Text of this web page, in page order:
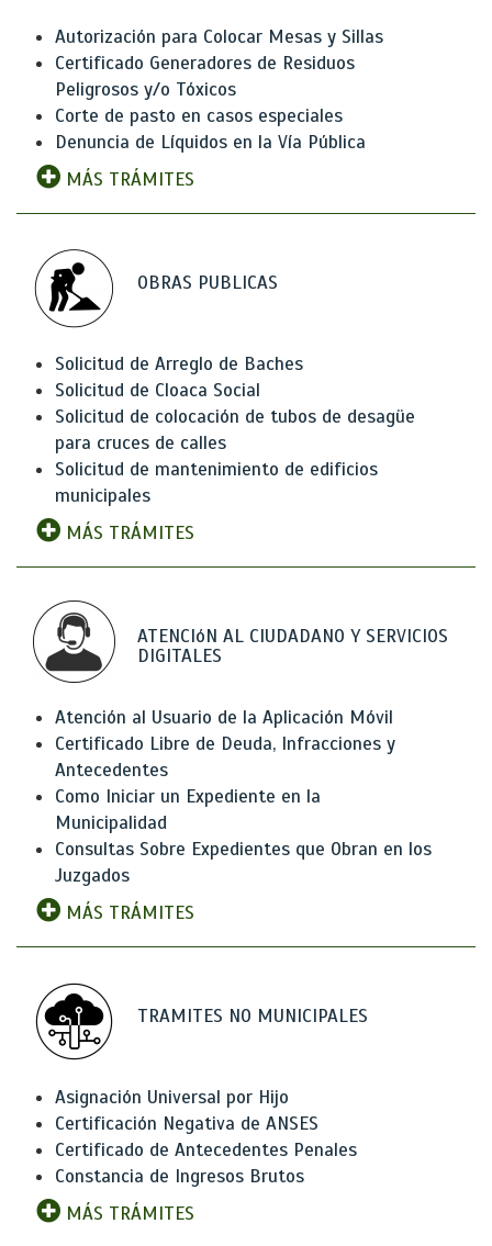
Autorización para Colocar Mesas y Sillas
Certificado Generadores de Residuos
Peligrosos y/o Tóxicos
Corte de pasto en casos especiales
Denuncia de Líquidos en la Vía Pública
MÁS TRÁMITES
OBRAS PUBLICAS
Solicitud de Arreglo de Baches
Solicitud de Cloaca Social
Solicitud de colocación de tubos de desagüe
para cruces de calles
Solicitud de mantenimiento de edificios
municipales
MÁS TRÁMITES
ATENCIóN AL CIUDADANO Y SERVICIOS
DIGITALES
Atención al Usuario de la Aplicación Móvil
Certificado Libre de Deuda, Infracciones y
Antecedentes
Como Iniciar un Expediente en la
Municipalidad
Consultas Sobre Expedientes que Obran en los
Juzgados
MÁS TRÁMITES
TRAMITES NO MUNICIPALES
Asignación Universal por Hijo
Certificación Negativa de ANSES
Certificado de Antecedentes Penales
Constancia de Ingresos Brutos
MÁS TRÁMITES